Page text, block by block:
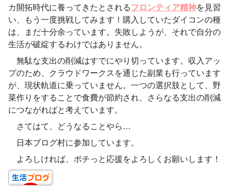
カ開拓時代に養ってきたとされるフロンティア精神を見習
い、もう一度挑戦してみます！購入していたダイコンの種
は、まだ十分余っています。失敗しようが、それで自分の
生活が破綻するわけではありません。
無駄な支出の削減はすでにやり切っています。収入アッ
プのため、クラウドワークスを通じた副業も行っています
が、現状軌道に乗っていません。一つの選択肢として、野
菜作りをすることで食費が節約され、さらなる支出の削減
につながればと考えています。
さてはて、どうなることやら…
日本ブログ村に参加しています。
よろしければ、ポチっと応援をよろしくお願いします！